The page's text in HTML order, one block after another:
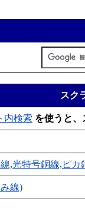
スク
内検索 を使うと
,光特号銅線,ピカ
線)